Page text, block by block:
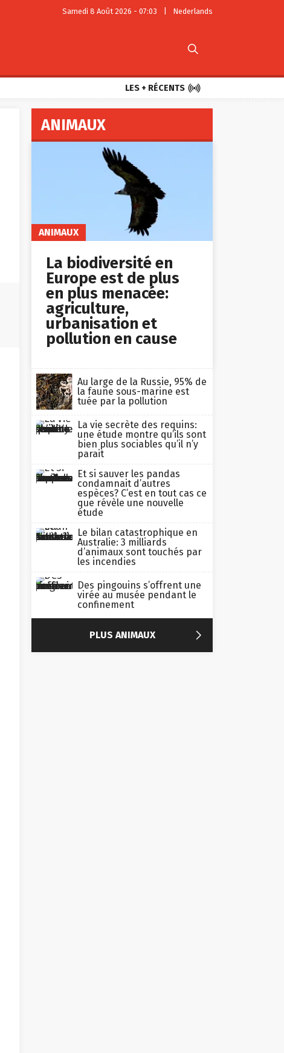
Samedi 8 Août 2026 - 07:03 Nederlands

LES + RÉCENTS 
ANIMAUX
ANIMAUX
La biodiversité en
Europe est de plus
en plus menacée:
agriculture,
urbanisation et
pollution en cause
Au large de la Russie, 95% de
la faune sous-marine est
tuée par la pollution
La vie secrète des requins:
une étude montre qu’ils sont
bien plus sociables qu’il n’y
parait
Et si sauver les pandas
condamnait d’autres
espèces? C’est en tout cas ce
que révèle une nouvelle
étude
Le bilan catastrophique en
Australie: 3 milliards
d’animaux sont touchés par
les incendies
Des pingouins s’offrent une
virée au musée pendant le
confinement
PLUS ANIMAUX 